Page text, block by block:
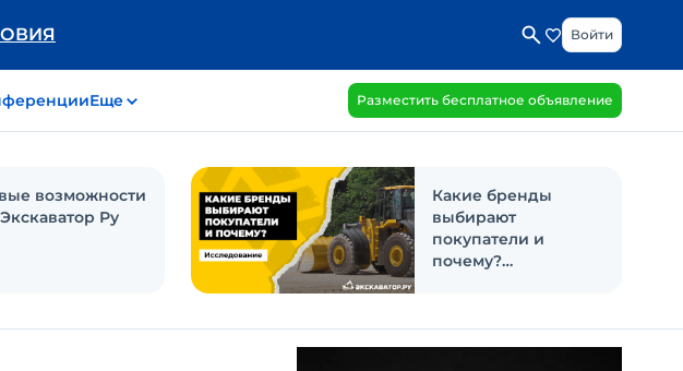
Войти
Еще Разместить бесплатное объявление
возможности
Ру
Какие бренды
выбирают
покупатели и
почему?